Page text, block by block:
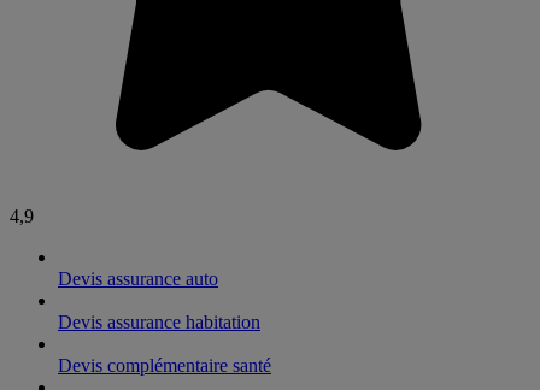
4,9
Devis assurance auto
Devis assurance habitation
Devis complémentaire santé